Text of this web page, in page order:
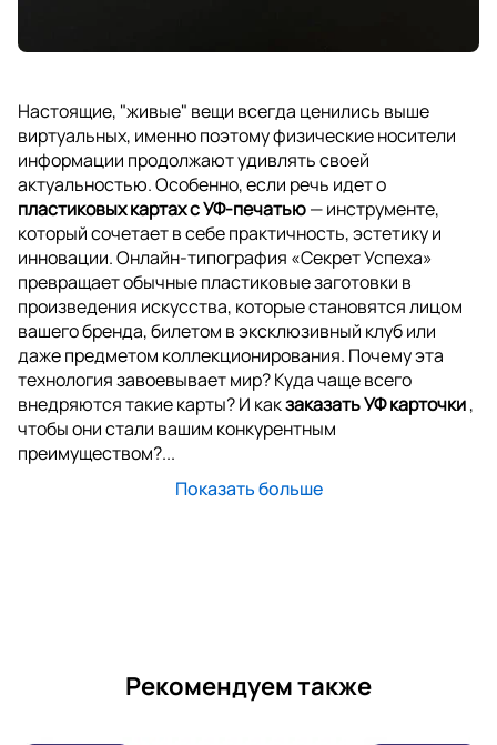
Настоящие, "живые" вещи всегда ценились выше
виртуальных, именно поэтому физические носители
информации продолжают удивлять своей
актуальностью. Особенно, если речь идет о
пластиковых картах с УФ-печатью— инструменте,
который сочетает в себе практичность, эстетику и
инновации. Онлайн-типография «Секрет Успеха»
превращает обычные пластиковые заготовки в
произведения искусства, которые становятся лицом
вашего бренда, билетом в эксклюзивный клуб или
даже предметом коллекционирования. Почему эта
технология завоевывает мир? Куда чаще всего
внедряются такие карты? И какзаказать УФ карточки,
чтобы они стали вашим конкурентным
преимуществом?...
Показать больше
Рекомендуем также